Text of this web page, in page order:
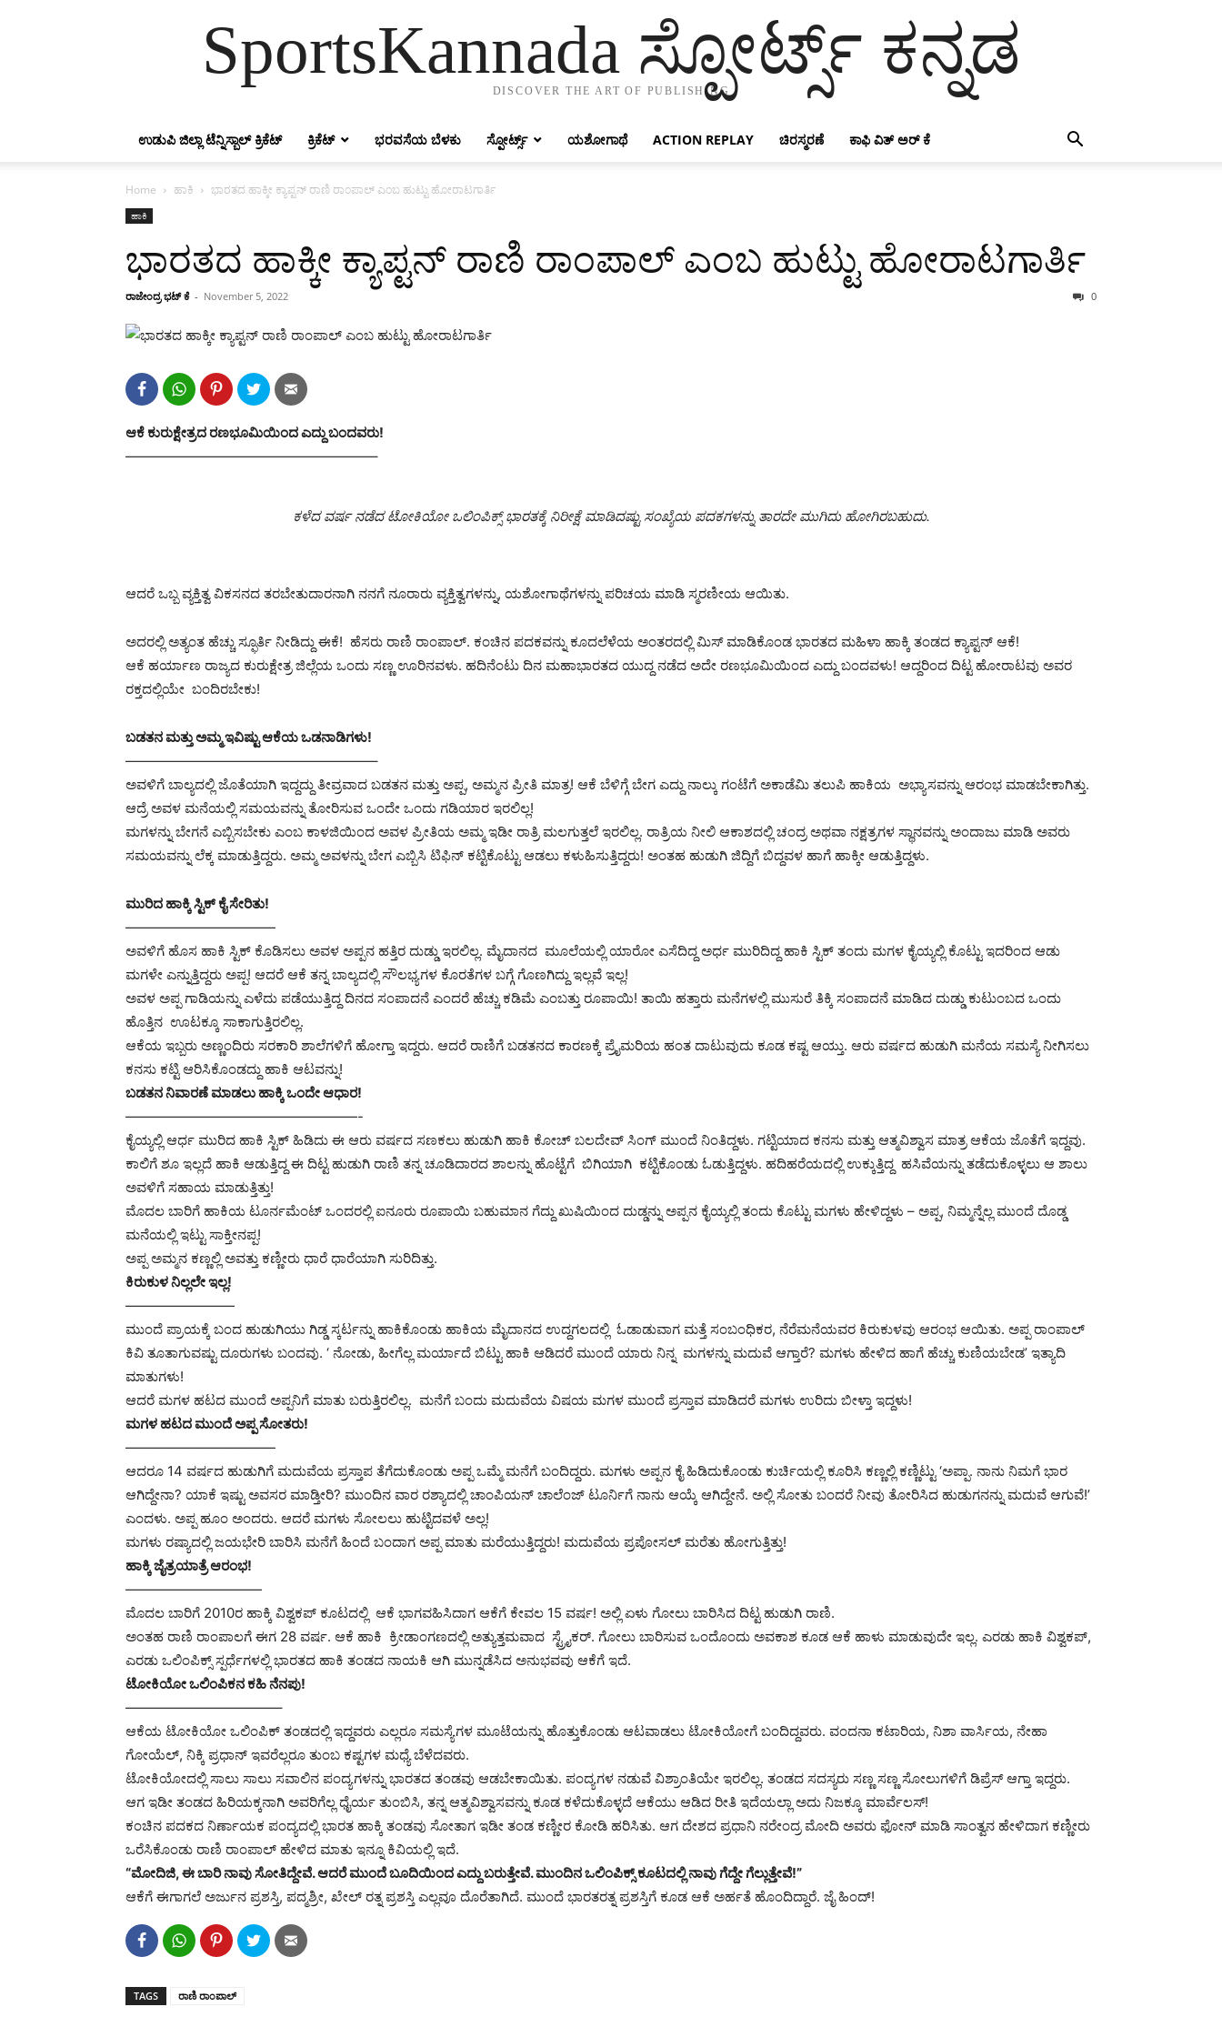
SportsKannada ಸ್ಪೋರ್ಟ್ಸ್ ಕನ್ನಡ
DISCOVER THE ART OF PUBLISHING
ಉಡುಪಿ ಜಿಲ್ಲಾ ಟೆನ್ನಿಸ್ಬಾಲ್ ಕ್ರಿಕೆಟ್ ಕ್ರಿಕೆಟ್ ಭರವಸೆಯ ಬೆಳಕು ಸ್ಪೋರ್ಟ್ಸ್ ಯಶೋಗಾಥೆ ACTION REPLAY ಚಿರಸ್ಮರಣೆ ಕಾಫಿ ವಿತ್ ಅರ್ ಕೆ
Home ಹಾಕಿ ಭಾರತದ ಹಾಕ್ಕೀ ಕ್ಯಾಪ್ಟನ್ ರಾಣಿ ರಾಂಪಾಲ್ ಎಂಬ ಹುಟ್ಟು ಹೋರಾಟಗಾರ್ತಿ
ಹಾಕಿ
ಭಾರತದ ಹಾಕ್ಕೀ ಕ್ಯಾಪ್ಟನ್ ರಾಣಿ ರಾಂಪಾಲ್ ಎಂಬ ಹುಟ್ಟು ಹೋರಾಟಗಾರ್ತಿ
ರಾಜೇಂದ್ರ ಭಟ್ ಕೆ - November 5, 2022 0
ಆಕೆ ಕುರುಕ್ಷೇತ್ರದ ರಣಭೂಮಿಯಿಂದ ಎದ್ದು ಬಂದವರು!
——————————————————–
ಕಳೆದ ವರ್ಷ ನಡೆದ ಟೋಕಿಯೋ ಒಲಿಂಪಿಕ್ಸ್ ಭಾರತಕ್ಕೆ ನಿರೀಕ್ಷೆ ಮಾಡಿದಷ್ಟು ಸಂಖ್ಯೆಯ ಪದಕಗಳನ್ನು ತಾರದೇ ಮುಗಿದು ಹೋಗಿರಬಹುದು.
ಆದರೆ ಒಬ್ಬ ವ್ಯಕ್ತಿತ್ವ ವಿಕಸನದ ತರಬೇತುದಾರನಾಗಿ ನನಗೆ ನೂರಾರು ವ್ಯಕ್ತಿತ್ವಗಳನ್ನು, ಯಶೋಗಾಥೆಗಳನ್ನು ಪರಿಚಯ ಮಾಡಿ ಸ್ಮರಣೀಯ ಆಯಿತು.
ಅದರಲ್ಲಿ ಅತ್ಯಂತ ಹೆಚ್ಚು ಸ್ಫೂರ್ತಿ ನೀಡಿದ್ದು ಈಕೆ! ಹೆಸರು ರಾಣಿ ರಾಂಪಾಲ್. ಕಂಚಿನ ಪದಕವನ್ನು ಕೂದಲೆಳೆಯ ಅಂತರದಲ್ಲಿ ಮಿಸ್ ಮಾಡಿಕೊಂಡ ಭಾರತದ ಮಹಿಳಾ ಹಾಕ್ಕಿ ತಂಡದ ಕ್ಯಾಪ್ಟನ್ ಆಕೆ!
ಆಕೆ ಹರ್ಯಾಣ ರಾಜ್ಯದ ಕುರುಕ್ಷೇತ್ರ ಜಿಲ್ಲೆಯ ಒಂದು ಸಣ್ಣ ಊರಿನವಳು. ಹದಿನೆಂಟು ದಿನ ಮಹಾಭಾರತದ ಯುದ್ದ ನಡೆದ ಅದೇ ರಣಭೂಮಿಯಿಂದ ಎದ್ದು ಬಂದವಳು! ಆದ್ದರಿಂದ ದಿಟ್ಟ ಹೋರಾಟವು ಅವರ
ರಕ್ತದಲ್ಲಿಯೇ ಬಂದಿರಬೇಕು!
ಬಡತನ ಮತ್ತು ಅಮ್ಮ ಇವಿಷ್ಟು ಆಕೆಯ ಒಡನಾಡಿಗಳು!
——————————————————–
ಅವಳಿಗೆ ಬಾಲ್ಯದಲ್ಲಿ ಜೊತೆಯಾಗಿ ಇದ್ದದ್ದು ತೀವ್ರವಾದ ಬಡತನ ಮತ್ತು ಅಪ್ಪ, ಅಮ್ಮನ ಪ್ರೀತಿ ಮಾತ್ರ! ಆಕೆ ಬೆಳಿಗ್ಗೆ ಬೇಗ ಎದ್ದು ನಾಲ್ಕು ಗಂಟೆಗೆ ಅಕಾಡೆಮಿ ತಲುಪಿ ಹಾಕಿಯ ಅಭ್ಯಾಸವನ್ನು ಆರಂಭ ಮಾಡಬೇಕಾಗಿತ್ತು.
ಆದ್ರೆ ಅವಳ ಮನೆಯಲ್ಲಿ ಸಮಯವನ್ನು ತೋರಿಸುವ ಒಂದೇ ಒಂದು ಗಡಿಯಾರ ಇರಲಿಲ್ಲ!
ಮಗಳನ್ನು ಬೇಗನೆ ಎಬ್ಬಿಸಬೇಕು ಎಂಬ ಕಾಳಜಿಯಿಂದ ಅವಳ ಪ್ರೀತಿಯ ಅಮ್ಮ ಇಡೀ ರಾತ್ರಿ ಮಲಗುತ್ತಲೆ ಇರಲಿಲ್ಲ. ರಾತ್ರಿಯ ನೀಲಿ ಆಕಾಶದಲ್ಲಿ ಚಂದ್ರ ಅಥವಾ ನಕ್ಷತ್ರಗಳ ಸ್ಥಾನವನ್ನು ಅಂದಾಜು ಮಾಡಿ ಅವರು
ಸಮಯವನ್ನು ಲೆಕ್ಕ ಮಾಡುತ್ತಿದ್ದರು. ಅಮ್ಮ ಅವಳನ್ನು ಬೇಗ ಎಬ್ಬಿಸಿ ಟಿಫಿನ್ ಕಟ್ಟಿಕೊಟ್ಟು ಆಡಲು ಕಳುಹಿಸುತ್ತಿದ್ದರು! ಅಂತಹ ಹುಡುಗಿ ಜಿದ್ದಿಗೆ ಬಿದ್ದವಳ ಹಾಗೆ ಹಾಕ್ಕೀ ಆಡುತ್ತಿದ್ದಳು.
ಮುರಿದ ಹಾಕ್ಕಿ ಸ್ಟಿಕ್ ಕೈ ಸೇರಿತು!
———————————
ಅವಳಿಗೆ ಹೊಸ ಹಾಕಿ ಸ್ಟಿಕ್ ಕೊಡಿಸಲು ಅವಳ ಅಪ್ಪನ ಹತ್ತಿರ ದುಡ್ಡು ಇರಲಿಲ್ಲ. ಮೈದಾನದ ಮೂಲೆಯಲ್ಲಿ ಯಾರೋ ಎಸೆದಿದ್ದ ಅರ್ಧ ಮುರಿದಿದ್ದ ಹಾಕಿ ಸ್ಟಿಕ್ ತಂದು ಮಗಳ ಕೈಯ್ಯಲ್ಲಿ ಕೊಟ್ಟು ಇದರಿಂದ ಆಡು
ಮಗಳೇ ಎನ್ನುತ್ತಿದ್ದರು ಅಪ್ಪ! ಆದರೆ ಆಕೆ ತನ್ನ ಬಾಲ್ಯದಲ್ಲಿ ಸೌಲಭ್ಯಗಳ ಕೊರತೆಗಳ ಬಗ್ಗೆ ಗೊಣಗಿದ್ದು ಇಲ್ಲವೆ ಇಲ್ಲ!
ಅವಳ ಅಪ್ಪ ಗಾಡಿಯನ್ನು ಎಳೆದು ಪಡೆಯುತ್ತಿದ್ದ ದಿನದ ಸಂಪಾದನೆ ಎಂದರೆ ಹೆಚ್ಚು ಕಡಿಮೆ ಎಂಬತ್ತು ರೂಪಾಯಿ! ತಾಯಿ ಹತ್ತಾರು ಮನೆಗಳಲ್ಲಿ ಮುಸುರೆ ತಿಕ್ಕಿ ಸಂಪಾದನೆ ಮಾಡಿದ ದುಡ್ಡು ಕುಟುಂಬದ ಒಂದು
ಹೊತ್ತಿನ ಊಟಕ್ಕೂ ಸಾಕಾಗುತ್ತಿರಲಿಲ್ಲ.
ಆಕೆಯ ಇಬ್ಬರು ಅಣ್ಣಂದಿರು ಸರಕಾರಿ ಶಾಲೆಗಳಿಗೆ ಹೋಗ್ತಾ ಇದ್ದರು. ಆದರೆ ರಾಣಿಗೆ ಬಡತನದ ಕಾರಣಕ್ಕೆ ಪ್ರೈಮರಿಯ ಹಂತ ದಾಟುವುದು ಕೂಡ ಕಷ್ಟ ಆಯ್ತು. ಆರು ವರ್ಷದ ಹುಡುಗಿ ಮನೆಯ ಸಮಸ್ಯೆ ನೀಗಿಸಲು
ಕನಸು ಕಟ್ಟಿ ಆರಿಸಿಕೊಂಡದ್ದು ಹಾಕಿ ಆಟವನ್ನು!
ಬಡತನ ನಿವಾರಣೆ ಮಾಡಲು ಹಾಕ್ಕಿ ಒಂದೇ ಆಧಾರ!
—————————————————-
ಕೈಯ್ಯಲ್ಲಿ ಆರ್ಧ ಮುರಿದ ಹಾಕಿ ಸ್ಟಿಕ್ ಹಿಡಿದು ಈ ಆರು ವರ್ಷದ ಸಣಕಲು ಹುಡುಗಿ ಹಾಕಿ ಕೋಚ್ ಬಲದೇವ್ ಸಿಂಗ್ ಮುಂದೆ ನಿಂತಿದ್ದಳು. ಗಟ್ಟಿಯಾದ ಕನಸು ಮತ್ತು ಆತ್ಮವಿಶ್ವಾಸ ಮಾತ್ರ ಆಕೆಯ ಜೊತೆಗೆ ಇದ್ದವು.
ಕಾಲಿಗೆ ಶೂ ಇಲ್ಲದೆ ಹಾಕಿ ಆಡುತ್ತಿದ್ದ ಈ ದಿಟ್ಟ ಹುಡುಗಿ ರಾಣಿ ತನ್ನ ಚೂಡಿದಾರದ ಶಾಲನ್ನು ಹೊಟ್ಟೆಗೆ ಬಿಗಿಯಾಗಿ ಕಟ್ಟಿಕೊಂಡು ಓಡುತ್ತಿದ್ದಳು. ಹದಿಹರೆಯದಲ್ಲಿ ಉಕ್ಕುತ್ತಿದ್ದ ಹಸಿವೆಯನ್ನು ತಡೆದುಕೊಳ್ಳಲು ಆ ಶಾಲು
ಅವಳಿಗೆ ಸಹಾಯ ಮಾಡುತ್ತಿತ್ತು!
ಮೊದಲ ಬಾರಿಗೆ ಹಾಕಿಯ ಟೂರ್ನಮೆಂಟ್ ಒಂದರಲ್ಲಿ ಐನೂರು ರೂಪಾಯಿ ಬಹುಮಾನ ಗೆದ್ದು ಖುಷಿಯಿಂದ ದುಡ್ಡನ್ನು ಅಪ್ಪನ ಕೈಯ್ಯಲ್ಲಿ ತಂದು ಕೊಟ್ಟು ಮಗಳು ಹೇಳಿದ್ದಳು – ಅಪ್ಪ, ನಿಮ್ಮನ್ನೆಲ್ಲ ಮುಂದೆ ದೊಡ್ಡ
ಮನೆಯಲ್ಲಿ ಇಟ್ಟು ಸಾಕ್ತೀನಪ್ಪ!
ಅಪ್ಪ ಅಮ್ಮನ ಕಣ್ಣಲ್ಲಿ ಅವತ್ತು ಕಣ್ಣೀರು ಧಾರೆ ಧಾರೆಯಾಗಿ ಸುರಿದಿತ್ತು.
ಕಿರುಕುಳ ನಿಲ್ಲಲೇ ಇಲ್ಲ!
————————
ಮುಂದೆ ಪ್ರಾಯಕ್ಕೆ ಬಂದ ಹುಡುಗಿಯು ಗಿಡ್ಡ ಸ್ಕರ್ಟನ್ನು ಹಾಕಿಕೊಂಡು ಹಾಕಿಯ ಮೈದಾನದ ಉದ್ದಗಲದಲ್ಲಿ ಓಡಾಡುವಾಗ ಮತ್ತೆ ಸಂಬಂಧಿಕರ, ನೆರೆಮನೆಯವರ ಕಿರುಕುಳವು ಆರಂಭ ಆಯಿತು. ಅಪ್ಪ ರಾಂಪಾಲ್
ಕಿವಿ ತೂತಾಗುವಷ್ಟು ದೂರುಗಳು ಬಂದವು. ‘ ನೋಡು, ಹೀಗೆಲ್ಲ ಮರ್ಯಾದೆ ಬಿಟ್ಟು ಹಾಕಿ ಆಡಿದರೆ ಮುಂದೆ ಯಾರು ನಿನ್ನ ಮಗಳನ್ನು ಮದುವೆ ಆಗ್ತಾರೆ? ಮಗಳು ಹೇಳಿದ ಹಾಗೆ ಹೆಚ್ಚು ಕುಣಿಯಬೇಡ’ ಇತ್ಯಾದಿ
ಮಾತುಗಳು!
ಆದರೆ ಮಗಳ ಹಟದ ಮುಂದೆ ಅಪ್ಪನಿಗೆ ಮಾತು ಬರುತ್ತಿರಲಿಲ್ಲ. ಮನೆಗೆ ಬಂದು ಮದುವೆಯ ವಿಷಯ ಮಗಳ ಮುಂದೆ ಪ್ರಸ್ತಾವ ಮಾಡಿದರೆ ಮಗಳು ಉರಿದು ಬೀಳ್ತಾ ಇದ್ದಳು!
ಮಗಳ ಹಟದ ಮುಂದೆ ಅಪ್ಪ ಸೋತರು!
———————————
ಆದರೂ 14 ವರ್ಷದ ಹುಡುಗಿಗೆ ಮದುವೆಯ ಪ್ರಸ್ತಾಪ ತೆಗೆದುಕೊಂಡು ಅಪ್ಪ ಒಮ್ಮೆ ಮನೆಗೆ ಬಂದಿದ್ದರು. ಮಗಳು ಅಪ್ಪನ ಕೈ ಹಿಡಿದುಕೊಂಡು ಕುರ್ಚಿಯಲ್ಲಿ ಕೂರಿಸಿ ಕಣ್ಣಲ್ಲಿ ಕಣ್ಣಿಟ್ಟು ‘ಅಪ್ಪಾ. ನಾನು ನಿಮಗೆ ಭಾರ
ಆಗಿದ್ದೇನಾ? ಯಾಕೆ ಇಷ್ಟು ಅವಸರ ಮಾಡ್ತೀರಿ? ಮುಂದಿನ ವಾರ ರಶ್ಯಾದಲ್ಲಿ ಚಾಂಪಿಯನ್ ಚಾಲೆಂಜ್ ಟೂರ್ನಿಗೆ ನಾನು ಆಯ್ಕೆ ಆಗಿದ್ದೇನೆ. ಅಲ್ಲಿ ಸೋತು ಬಂದರೆ ನೀವು ತೋರಿಸಿದ ಹುಡುಗನನ್ನು ಮದುವೆ ಆಗುವೆ!’
ಎಂದಳು. ಅಪ್ಪ ಹೂಂ ಅಂದರು. ಆದರೆ ಮಗಳು ಸೋಲಲು ಹುಟ್ಟಿದವಳೆ ಅಲ್ಲ!
ಮಗಳು ರಷ್ಯಾದಲ್ಲಿ ಜಯಭೇರಿ ಬಾರಿಸಿ ಮನೆಗೆ ಹಿಂದೆ ಬಂದಾಗ ಅಪ್ಪ ಮಾತು ಮರೆಯುತ್ತಿದ್ದರು! ಮದುವೆಯ ಪ್ರಪೋಸಲ್ ಮರೆತು ಹೋಗುತ್ತಿತ್ತು!
ಹಾಕ್ಕಿ ಜೈತ್ರಯಾತ್ರೆ ಆರಂಭ!
——————————
ಮೊದಲ ಬಾರಿಗೆ 2010ರ ಹಾಕ್ಕಿ ವಿಶ್ವಕಪ್ ಕೂಟದಲ್ಲಿ ಆಕೆ ಭಾಗವಹಿಸಿದಾಗ ಆಕೆಗೆ ಕೇವಲ 15 ವರ್ಷ! ಅಲ್ಲಿ ಏಳು ಗೋಲು ಬಾರಿಸಿದ ದಿಟ್ಟ ಹುಡುಗಿ ರಾಣಿ.
ಅಂತಹ ರಾಣಿ ರಾಂಪಾಲಗೆ ಈಗ 28 ವರ್ಷ. ಆಕೆ ಹಾಕಿ ಕ್ರೀಡಾಂಗಣದಲ್ಲಿ ಅತ್ಯುತ್ತಮವಾದ ಸ್ಟ್ರೈಕರ್. ಗೋಲು ಬಾರಿಸುವ ಒಂದೊಂದು ಅವಕಾಶ ಕೂಡ ಆಕೆ ಹಾಳು ಮಾಡುವುದೇ ಇಲ್ಲ. ಎರಡು ಹಾಕಿ ವಿಶ್ವಕಪ್,
ಎರಡು ಒಲಿಂಪಿಕ್ಸ್ ಸ್ಪರ್ಧೆಗಳಲ್ಲಿ ಭಾರತದ ಹಾಕಿ ತಂಡದ ನಾಯಕಿ ಆಗಿ ಮುನ್ನಡೆಸಿದ ಅನುಭವವು ಆಕೆಗೆ ಇದೆ.
ಟೋಕಿಯೋ ಒಲಿಂಪಿಕನ ಕಹಿ ನೆನಪು!
———————————–
ಆಕೆಯ ಟೋಕಿಯೋ ಒಲಿಂಪಿಕ್ ತಂಡದಲ್ಲಿ ಇದ್ದವರು ಎಲ್ಲರೂ ಸಮಸ್ಯೆಗಳ ಮೂಟೆಯನ್ನು ಹೊತ್ತುಕೊಂಡು ಆಟವಾಡಲು ಟೋಕಿಯೋಗೆ ಬಂದಿದ್ದವರು. ವಂದನಾ ಕಟಾರಿಯ, ನಿಶಾ ವಾರ್ಸಿಯ, ನೇಹಾ
ಗೋಯೆಲ್, ನಿಕ್ಕಿ ಪ್ರಧಾನ್ ಇವರೆಲ್ಲರೂ ತುಂಬ ಕಷ್ಟಗಳ ಮಧ್ಯೆ ಬೆಳೆದವರು.
ಟೋಕಿಯೋದಲ್ಲಿ ಸಾಲು ಸಾಲು ಸವಾಲಿನ ಪಂದ್ಯಗಳನ್ನು ಭಾರತದ ತಂಡವು ಆಡಬೇಕಾಯಿತು. ಪಂದ್ಯಗಳ ನಡುವೆ ವಿಶ್ರಾಂತಿಯೇ ಇರಲಿಲ್ಲ. ತಂಡದ ಸದಸ್ಯರು ಸಣ್ಣ ಸಣ್ಣ ಸೋಲುಗಳಿಗೆ ಡಿಪ್ರೆಸ್ ಆಗ್ತಾ ಇದ್ದರು.
ಆಗ ಇಡೀ ತಂಡದ ಹಿರಿಯಕ್ಕನಾಗಿ ಅವರಿಗೆಲ್ಲ ಧೈರ್ಯ ತುಂಬಿಸಿ, ತನ್ನ ಆತ್ಮವಿಶ್ವಾಸವನ್ನು ಕೂಡ ಕಳೆದುಕೊಳ್ಳದೆ ಆಕೆಯು ಆಡಿದ ರೀತಿ ಇದೆಯಲ್ಲಾ ಅದು ನಿಜಕ್ಕೂ ಮಾರ್ವೆಲಸ್!
ಕಂಚಿನ ಪದಕದ ನಿರ್ಣಾಯಕ ಪಂದ್ಯದಲ್ಲಿ ಭಾರತ ಹಾಕ್ಕಿ ತಂಡವು ಸೋತಾಗ ಇಡೀ ತಂಡ ಕಣ್ಣೀರ ಕೋಡಿ ಹರಿಸಿತು. ಆಗ ದೇಶದ ಪ್ರಧಾನಿ ನರೇಂದ್ರ ಮೋದಿ ಅವರು ಫೋನ್ ಮಾಡಿ ಸಾಂತ್ವನ ಹೇಳಿದಾಗ ಕಣ್ಣೀರು
ಒರೆಸಿಕೊಂಡು ರಾಣಿ ರಾಂಪಾಲ್ ಹೇಳಿದ ಮಾತು ಇನ್ನೂ ಕಿವಿಯಲ್ಲಿ ಇದೆ.
“ಮೋದಿಜಿ, ಈ ಬಾರಿ ನಾವು ಸೋತಿದ್ದೇವೆ. ಆದರೆ ಮುಂದೆ ಬೂದಿಯಿಂದ ಎದ್ದು ಬರುತ್ತೇವೆ. ಮುಂದಿನ ಒಲಿಂಪಿಕ್ಸ್ ಕೂಟದಲ್ಲಿ ನಾವು ಗೆದ್ದೇ ಗೆಲ್ಲುತ್ತೇವೆ!”
ಆಕೆಗೆ ಈಗಾಗಲೆ ಅರ್ಜುನ ಪ್ರಶಸ್ತಿ, ಪದ್ಮಶ್ರೀ, ಖೇಲ್ ರತ್ನ ಪ್ರಶಸ್ತಿ ಎಲ್ಲವೂ ದೊರೆತಾಗಿದೆ. ಮುಂದೆ ಭಾರತರತ್ನ ಪ್ರಶಸ್ತಿಗೆ ಕೂಡ ಆಕೆ ಅರ್ಹತೆ ಹೊಂದಿದ್ದಾರೆ. ಜೈ ಹಿಂದ್!
TAGS ರಾಣಿ ರಾಂಪಾಲ್